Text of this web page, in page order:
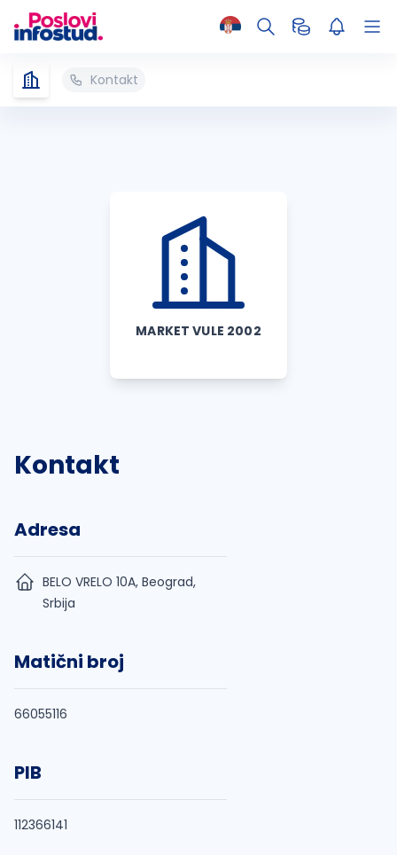
Kontakt
MARKET VULE 2002
Kontakt
Adresa
BELO VRELO 10A, Beograd,
Srbija
Matični broj
66055116
PIB
112366141